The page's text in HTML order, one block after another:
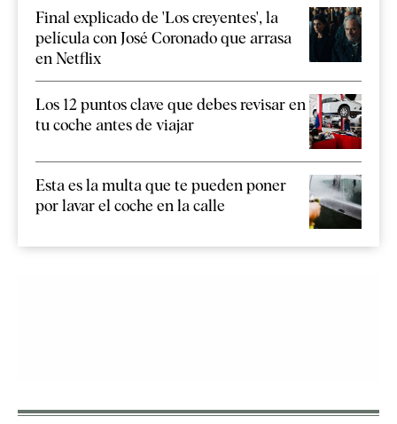
Final explicado de 'Los creyentes', la
película con José Coronado que arrasa
en Netflix
Los 12 puntos clave que debes revisar en
tu coche antes de viajar
Esta es la multa que te pueden poner
por lavar el coche en la calle